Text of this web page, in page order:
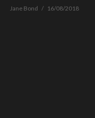
Jane Bond 16/08/2018